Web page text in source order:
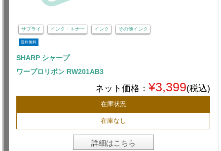
サプライ インク・トナー インク その他インク
送料無料
SHARP シャープ
ワープロリボン RW201AB3
ネット価格： ¥3,399(税込)
在庫状況
在庫なし
詳細はこちら